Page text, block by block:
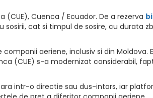
Cuenca / Ecuador. De a rezerva
cat si timpul de sosire, cu durata
aeriene, inclusiv si din Moldova.
(CUE) s-a modernizat considerabil,
intr-o directie sau dus-intors, iar